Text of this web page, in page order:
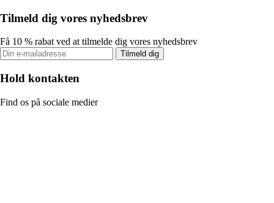
Tilmeld dig vores nyhedsbrev
Få 10 % rabat ved at tilmelde dig vores nyhedsbrev
Tilmeld dig
Hold kontakten
Find os på sociale medier